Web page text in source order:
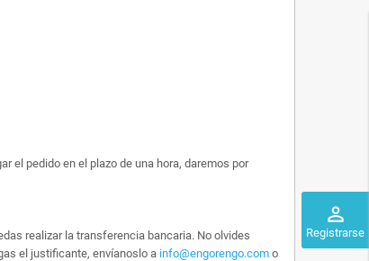
perm_identity
Registrarse
el pedido en el plazo de una hora, daremos por
realizar la transferencia bancaria. No olvides
el justificante, envíanoslo a info@engorengo.com o